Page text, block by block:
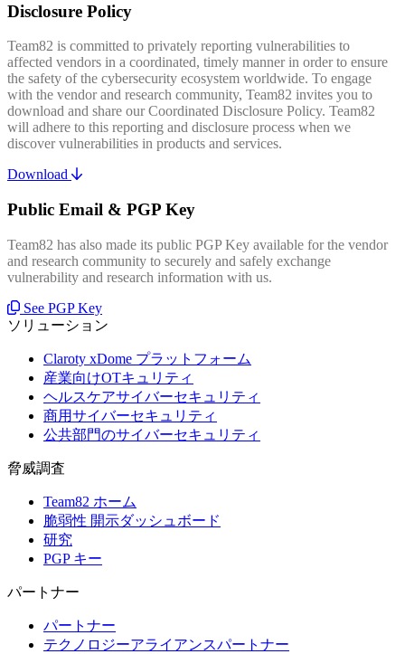
Disclosure Policy
Team82 is committed to privately reporting vulnerabilities to
affected vendors in a coordinated, timely manner in order to ensure
the safety of the cybersecurity ecosystem worldwide. To engage
with the vendor and research community, Team82 invites you to
download and share our Coordinated Disclosure Policy. Team82
will adhere to this reporting and disclosure process when we
discover vulnerabilities in products and services.
Download
Public Email & PGP Key
Team82 has also made its public PGP Key available for the vendor
and research community to securely and safely exchange
vulnerability and research information with us.
See PGP Key
ソリューション
Claroty xDome プラットフォーム
産業向けOTキュリティ
ヘルスケアサイバーセキュリティ
商用サイバーセキュリティ
公共部門のサイバーセキュリティ
脅威調査
Team82 ホーム
脆弱性 開示ダッシュボード
研究
PGP キー
パートナー
パートナー
テクノロジーアライアンスパートナー